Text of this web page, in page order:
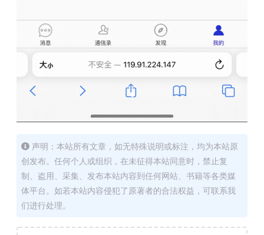
声明：本站所有文章，如无特殊说明或标注，均为本站原
创发布。任何个人或组织，在未征得本站同意时，禁止复
制、盗用、采集、发布本站内容到任何网站、书籍等各类媒
体平台。如若本站内容侵犯了原著者的合法权益，可联系我
们进行处理。